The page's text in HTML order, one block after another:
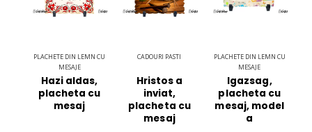
PLACHETE DIN LEMN CU
MESAJE
Hazi aldas,
placheta cu
mesaj
CADOURI PASTI
Hristos a
inviat,
placheta cu
mesaj
PLACHETE DIN LEMN CU
MESAJE
Igazsag,
placheta cu
mesaj, model
a